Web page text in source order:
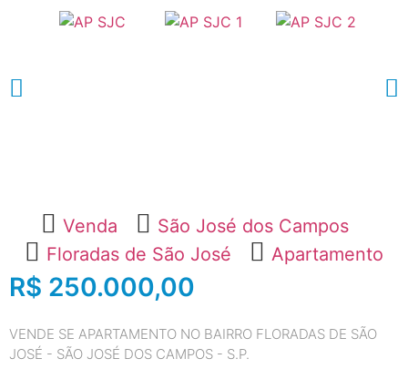
Venda
São José dos Campos
Floradas de São José
Apartamento
R$ 250.000,00
VENDE SE APARTAMENTO NO BAIRRO FLORADAS DE SÃO
JOSÉ - SÃO JOSÉ DOS CAMPOS - S.P.